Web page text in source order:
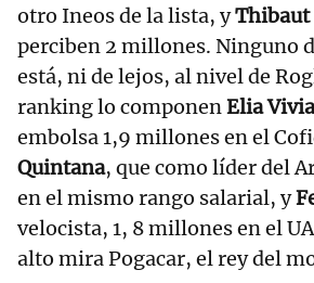
otro Ineos de la lista, y
perciben 2 millones. Ninguno
está, ni de lejos, al nivel de
ranking lo componenElia
embolsa 1,9 millones en el
Quintana, que como líder del
en el mismo rango salarial, y
velocista, 1, 8 millones en el
alto mira Pogacar, el rey del